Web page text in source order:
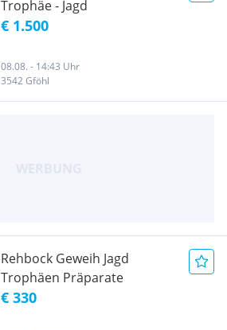
Trophäe - Jagd
€ 1.500
08.08. - 14:43 Uhr
3542 Gföhl
Rehbock Geweih Jagd
Trophäen Präparate
€ 330